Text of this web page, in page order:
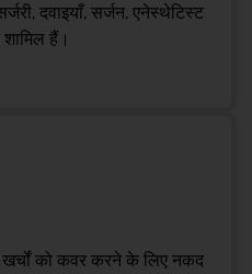
दवाइयाँ, सर्जन, एनेस्थेटिस्ट
हैं।
को कवर करने के लिए नकद